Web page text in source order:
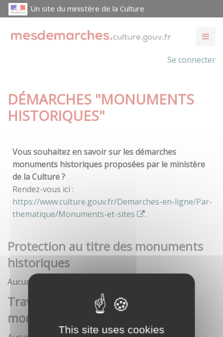
This site uses cookies
Un site du ministère de la Culture
Se connecter
DÉMARCHES "MONUMENTS
HISTORIQUES"
Vous souhaitez en savoir sur les démarches
monuments historiques proposées par le ministère
de la Culture ?
Rendez-vous ici :
https://www.culture.gouv.fr/Demarches-en-ligne/Par-
thematique/Monuments-et-sites
.
Protection au titre des monuments
historiques
Aucune démarche pour le moment
Travaux et interventions sur
monument historique